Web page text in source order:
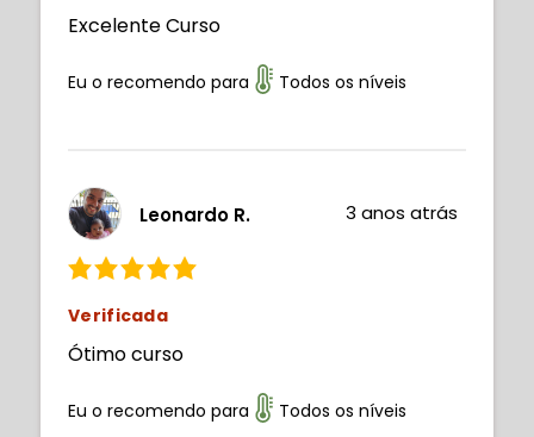
Excelente Curso
Eu o recomendo para Todos os níveis
Leonardo R. 3 anos atrás
Verificada
Ótimo curso
Eu o recomendo para Todos os níveis